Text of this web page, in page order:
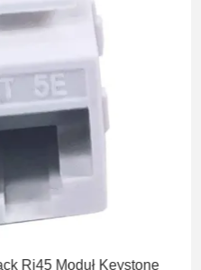
Rj45 Moduł Keystone